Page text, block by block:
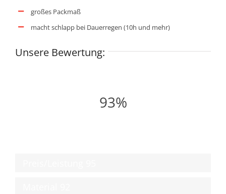
großes Packmaß
macht schlapp bei Dauerregen (10h und mehr)
Unsere Bewertung:
93%